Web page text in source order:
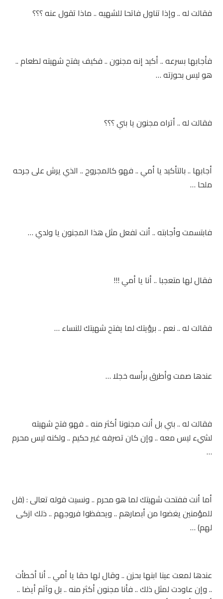
فقالت له .. وإذا تناول فاتحا للشهيه .. ماذا تقول عنه ؟؟؟
فأجابها بسرعه .. أكيد إنه مجنون .. فكيف يفتح شهيته لطعام ..
هو ليس بحوزته …
فقالت له .. أتراه مجنون يا بني ؟؟؟
أجابها .. بالتأكيد يا أمي .. فهو كالمجروح .. الذي يرش على جرحه
ملحا …
فابتسمت وأجابته .. أنت تفعل مثل هذا المجنون يا ولدي …
فقال لها متعجبا .. أنا يا أمي !!!
فقالت له .. نعم .. برؤيتك لما يفتح شهيتك للنساء …
عندها صمت وأطرق برأسه خجلا …
فقالت له .. بني بل أنت مجنونا أكثر منه .. فهو فتح شهيته
لشيء ليس معه .. وإن كان تصرفه غير حكيم .. ولكنه ليس محرم
…
أما أنت ففتحت شهيتك لما هو محرم .. ونسيت قوله تعالى : (قل
للمؤمنين يغضوا من أبصارهم .. ويحفظوا فروجهم .. ذلك ازكى
لهم) …
عندها لمعت عينا ابنها بحزن .. وقال لها حقا يا أمي .. أنا أخطأت
.. وإن عاودت لمثل ذلك .. فأنا مجنون أكثر منه .. بل وآثم أيضا ..